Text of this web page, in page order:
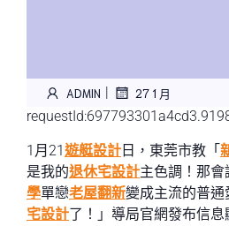
ADMIN | 27 1 月
1月21遊艇設計 日，東莞市教「
是我的退休宅設計主色調！那
學單戀老屋翻新變成主流的普
宅設計了！」導局官網發布信